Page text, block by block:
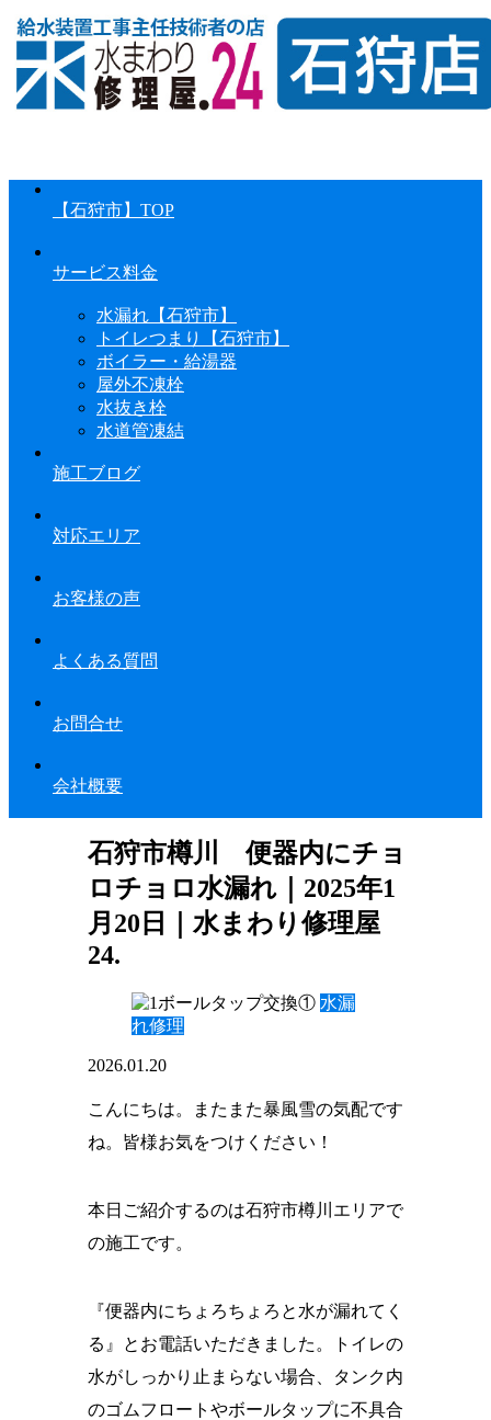
【石狩市】TOP
サービス料金
水漏れ【石狩市】
トイレつまり【石狩市】
ボイラー・給湯器
屋外不凍栓
水抜き栓
水道管凍結
施工ブログ
対応エリア
お客様の声
よくある質問
お問合せ
会社概要
石狩市樽川 便器内にチョ
ロチョロ水漏れ｜2025年1
月20日｜水まわり修理屋
24.
水漏
れ修理
2026.01.20
こんにちは。またまた暴風雪の気配です
ね。皆様お気をつけください！
本日ご紹介するのは石狩市樽川エリアで
の施工です。
『便器内にちょろちょろと水が漏れてく
る』とお電話いただきました。トイレの
水がしっかり止まらない場合、タンク内
のゴムフロートやボールタップに不具合